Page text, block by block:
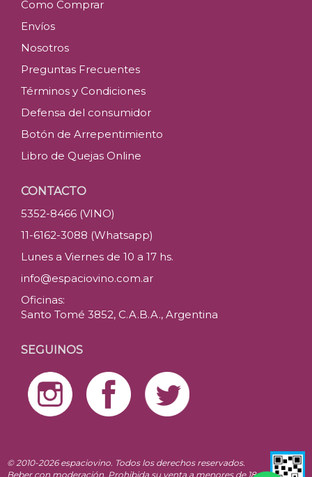
Como Comprar
Envíos
Nosotros
Preguntas Frecuentes
Términos y Condiciones
Defensa del consumidor
Botón de Arrepentimiento
Libro de Quejas Online
CONTACTO
5352-8466 (VINO)
11-6162-3088 (Whatsapp)
Lunes a Viernes de 10 a 17 hs.
info@espaciovino.com.ar
Oficinas:
Santo Tomé 3852, C.A.B.A., Argentina
SEGUINOS
© 2010-2026 espaciovino. Todos los derechos reservados.
Beber con moderación. Prohibida su venta a menores de 18